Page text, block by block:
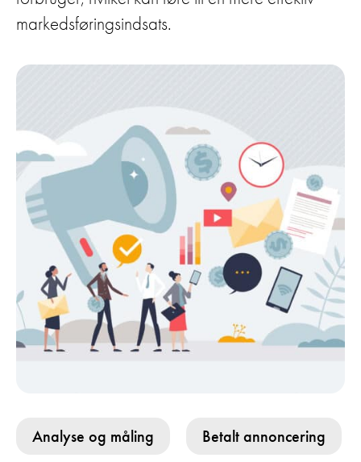
markedsføringsindsats.
Analyse og måling Betalt annoncering